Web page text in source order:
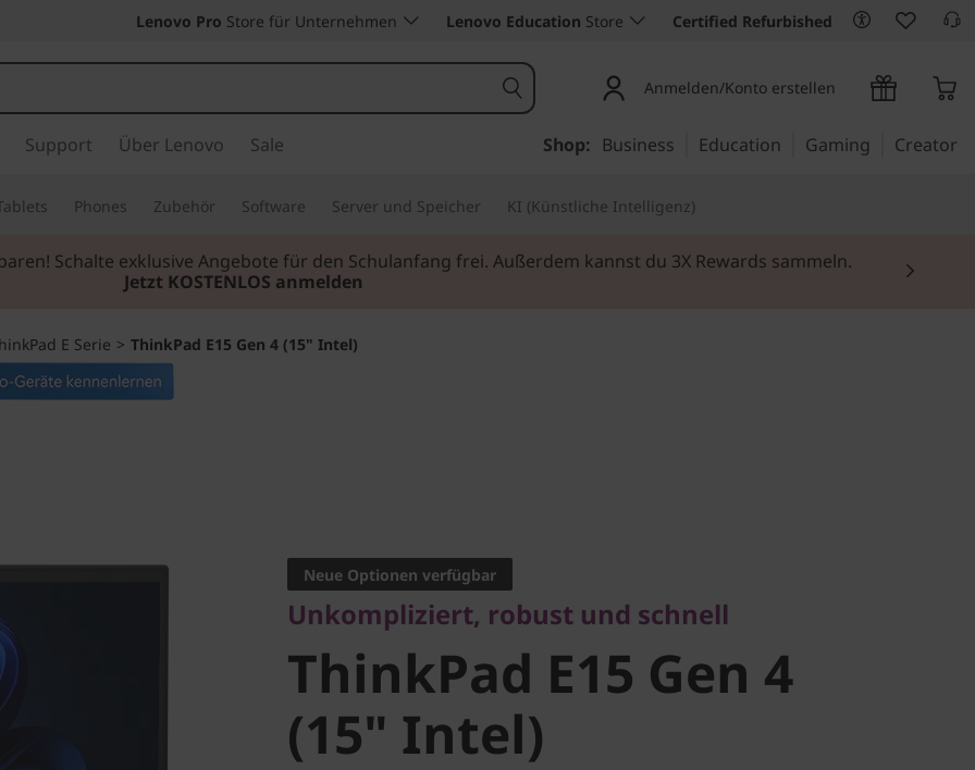
Lenovo Pro Store für Unternehmen Lenovo Education Store Certified Refurbished
Anmelden/Konto erstellen
Support Über Lenovo Sale Shop: Business Education Gaming Creator
Phones Zubehör Software Server und Speicher KI (Künstliche Intelligenz)
Schalte exklusive Angebote für den Schulanfang frei. Außerdem kannst du 3X Rewards sammeln.
Jetzt KOSTENLOS anmelden
E Serie > ThinkPad E15 Gen 4 (15" Intel)
ThinkPad E15 Gen 4
(15" Intel)
Neue Optionen verfügbar
Unkompliziert, robust und schnell
ThinkPad E15 Gen 4
(15" Intel)